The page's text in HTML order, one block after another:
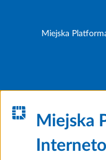
Miejska
Miejska